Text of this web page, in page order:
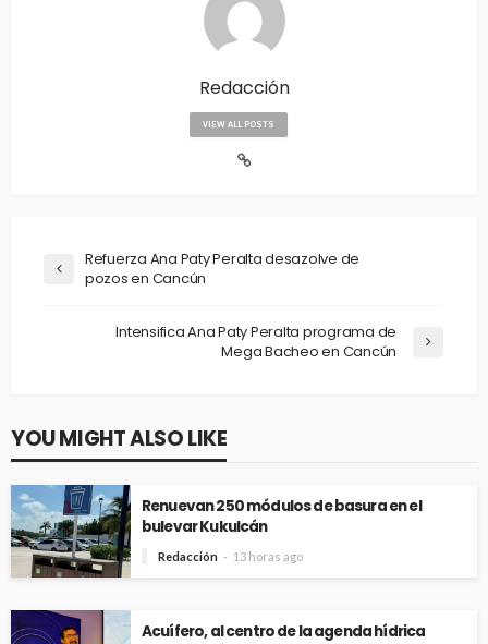
Redacción
VIEW ALL POSTS
Refuerza Ana Paty Peralta desazolve de
pozos en Cancún
Intensifica Ana Paty Peralta programa de
Mega Bacheo en Cancún
YOU MIGHT ALSO LIKE
Renuevan 250 módulos de basura en el
bulevar Kukulcán
Redacción 13 horas ago
Acuífero, al centro de la agenda hídrica